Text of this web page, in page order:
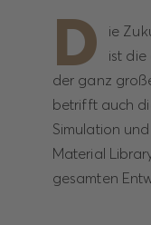
D
ie
ist
der ganz
betrifft auch
Simulation
Material
gesamten